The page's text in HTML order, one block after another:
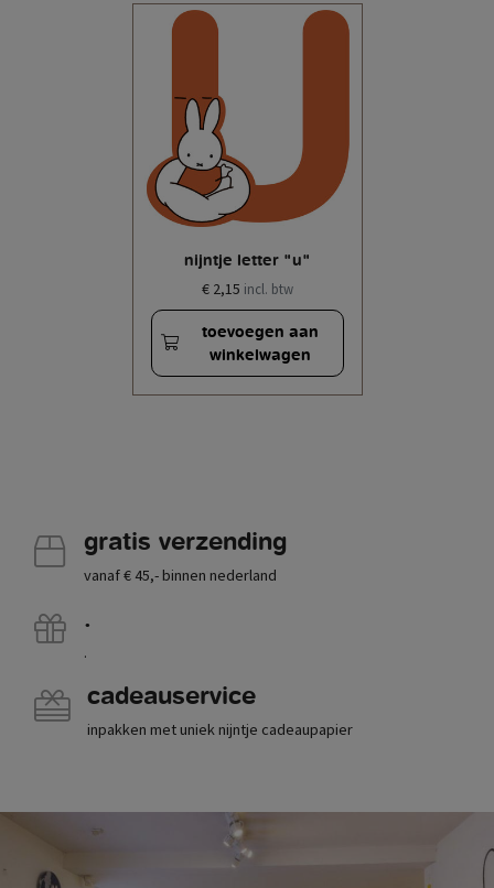
nijntje letter "u"
€ 2,15 incl. btw
toevoegen aan
winkelwagen
gratis verzending
vanaf € 45,- binnen nederland
.
.
cadeauservice
inpakken met uniek nijntje cadeaupapier